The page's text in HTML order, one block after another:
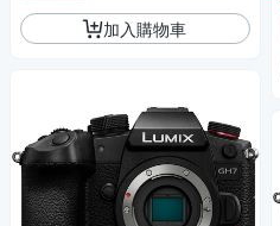
加入購物車